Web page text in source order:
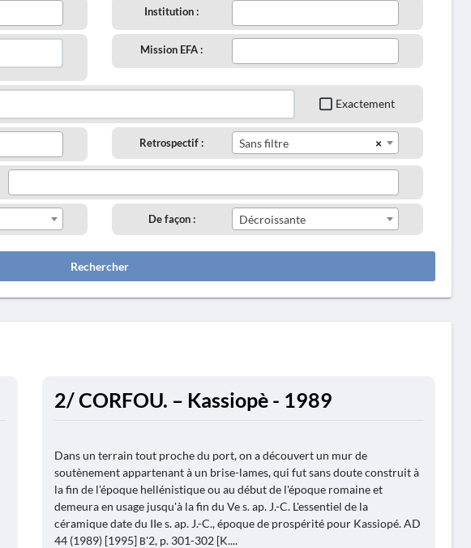
Institution :
Mission EFA :
Exactement
Retrospectif : ×
Sans filtre
De façon : Décroissante
Rechercher
2/ CORFOU. – Kassiopè - 1989
Dans un terrain tout proche du port, on a découvert un mur de
soutènement appartenant à un brise-lames, qui fut sans doute construit à
la fin de l'époque hellénistique ou au début de l'époque romaine et
demeura en usage jusqu'à la fin du Ve s. ap. J.-C. L'essentiel de la
céramique date du IIe s. ap. J.-C., époque de prospérité pour Kassiopé. AD
44 (1989) [1995] Β'2, p. 301-302 [K....